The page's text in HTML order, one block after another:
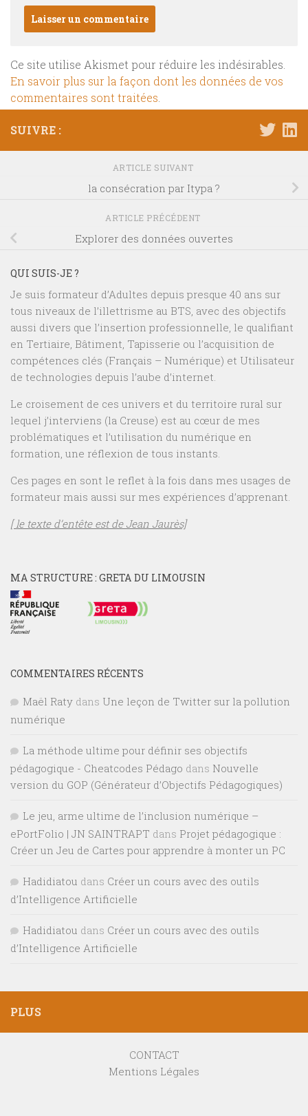
Ce site utilise Akismet pour réduire les indésirables.
En savoir plus sur la façon dont les données de vos
commentaires sont traitées.
SUIVRE :
ARTICLE SUIVANT
la consécration par Itypa ?
ARTICLE PRÉCÉDENT
Explorer des données ouvertes
QUI SUIS-JE ?
Je suis formateur d’Adultes depuis presque 40 ans sur
tous niveaux de l’illettrisme au BTS, avec des objectifs
aussi divers que l’insertion professionnelle, le qualifiant
en Tertiaire, Bâtiment, Tapisserie ou l’acquisition de
compétences clés (Français – Numérique) et Utilisateur
de technologies depuis l’aube d’internet.
Le croisement de ces univers et du territoire rural sur
lequel j’interviens (la Creuse) est au cœur de mes
problématiques et l’utilisation du numérique en
formation, une réflexion de tous instants.
Ces pages en sont le reflet à la fois dans mes usages de
formateur mais aussi sur mes expériences d’apprenant.
[ le texte d’entête est de Jean Jaurès]
MA STRUCTURE : GRETA DU LIMOUSIN
COMMENTAIRES RÉCENTS
Maël Raty dans Une leçon de Twitter sur la pollution
numérique
La méthode ultime pour définir ses objectifs
pédagogique - Cheatcodes Pédago dans Nouvelle
version du GOP (Générateur d’Objectifs Pédagogiques)
Le jeu, arme ultime de l’inclusion numérique –
ePortFolio | JN SAINTRAPT dans Projet pédagogique :
Créer un Jeu de Cartes pour apprendre à monter un PC
Hadidiatou dans Créer un cours avec des outils
d’Intelligence Artificielle
Hadidiatou dans Créer un cours avec des outils
d’Intelligence Artificielle
PLUS
CONTACT
Mentions Légales